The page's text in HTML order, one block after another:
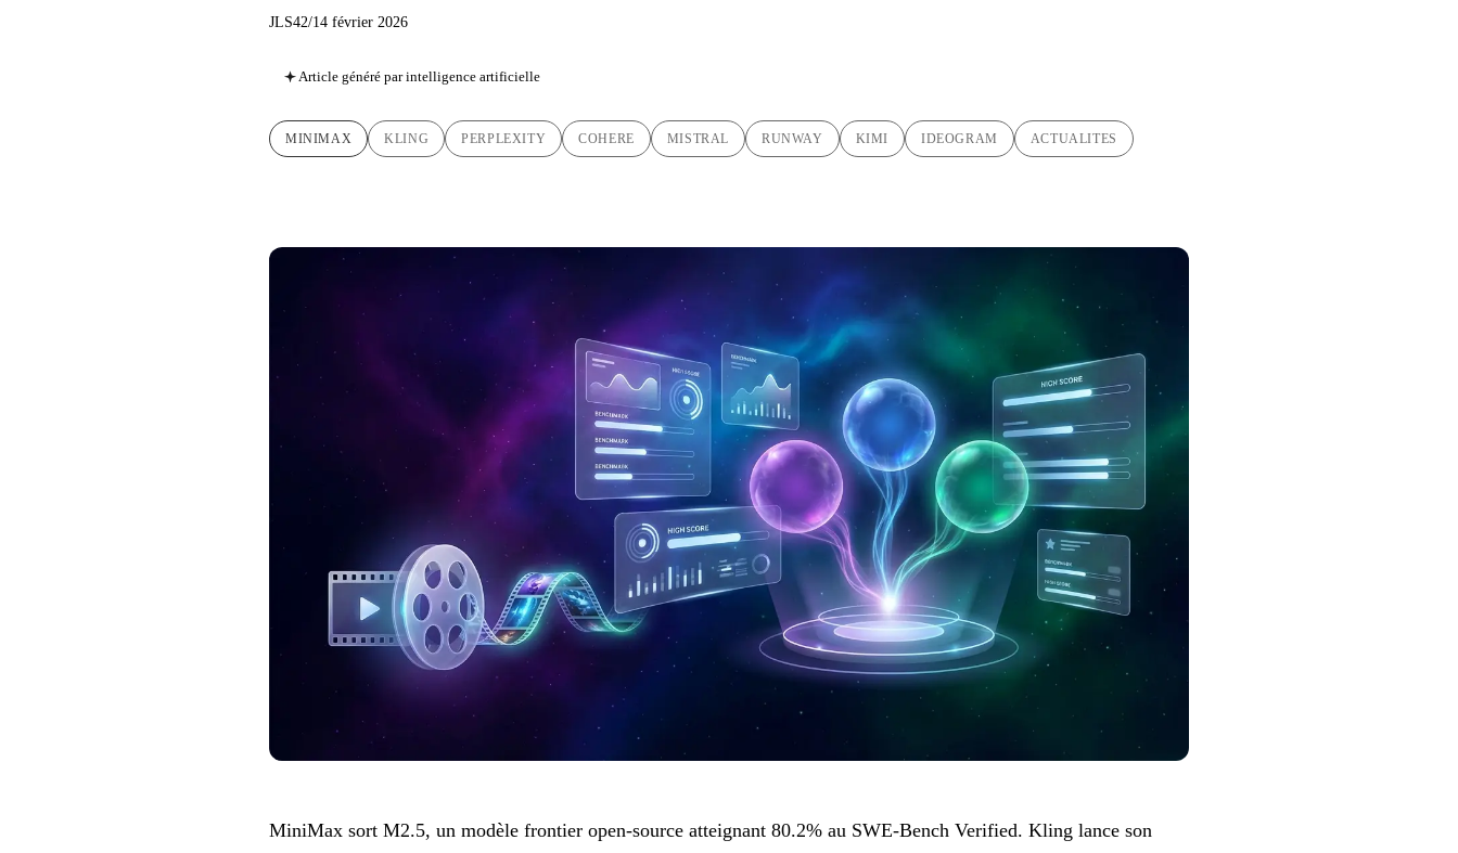
JLS42/14 février 2026
Article généré par intelligence artificielle
MINIMAX KLING PERPLEXITY COHERE MISTRAL RUNWAY KIMI IDEOGRAM ACTUALITES
MiniMax sort M2.5, un modèle frontier open-source atteignant 80.2% au SWE-Bench Verified. Kling lance son